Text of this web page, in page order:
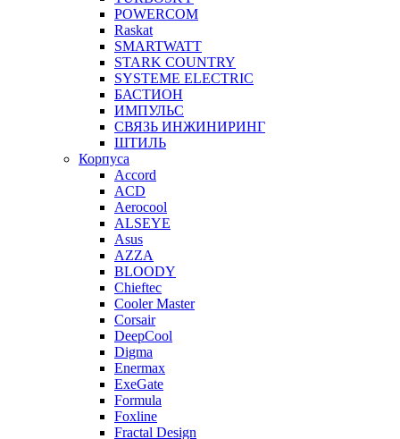
POWERCOM
Raskat
SMARTWATT
STARK COUNTRY
SYSTEME ELECTRIC
БАСТИОН
ИМПУЛЬС
СВЯЗЬ ИНЖИНИРИНГ
ШТИЛЬ
Корпуса
Accord
ACD
Aerocool
ALSEYE
Asus
AZZA
BLOODY
Chieftec
Cooler Master
Corsair
DeepCool
Digma
Enermax
ExeGate
Formula
Foxline
Fractal Design